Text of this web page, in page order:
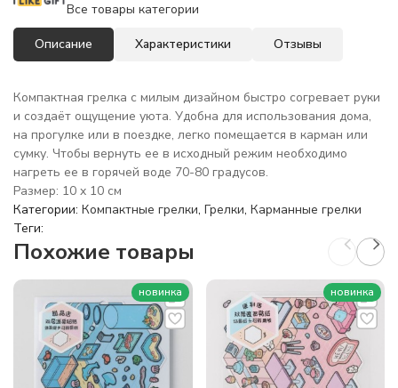
Все товары категории
Описание Характеристики Отзывы
Компактная грелка с милым дизайном быстро согревает руки
и создаёт ощущение уюта. Удобна для использования дома,
на прогулке или в поездке, легко помещается в карман или
сумку. Чтобы вернуть ее в исходный режим необходимо
нагреть ее в горячей воде 70-80 градусов.
Размер: 10 x 10 см
Категории: Компактные грелки, Грелки, Карманные грелки
Теги:
Похожие товары
новинка новинка